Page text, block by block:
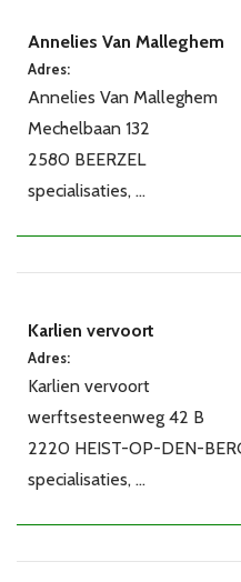
Annelies Van Malleghem
Adres:
Annelies Van Malleghem
Mechelbaan 132
2580 BEERZEL
specialisaties, ...
Karlien vervoort
Adres:
Karlien vervoort
werftsesteenweg 42 B
2220 HEIST-OP-DEN-
specialisaties, ...